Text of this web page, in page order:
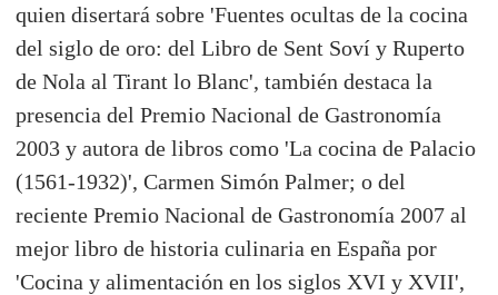
quien disertará sobre 'Fuentes ocultas de la cocina
del siglo de oro: del Libro de Sent Soví y Ruperto
de Nola al Tirant lo Blanc', también destaca la
presencia del Premio Nacional de Gastronomía
2003 y autora de libros como 'La cocina de Palacio
(1561-1932)', Carmen Simón Palmer; o del
reciente Premio Nacional de Gastronomía 2007 al
mejor libro de historia culinaria en España por
'Cocina y alimentación en los siglos XVI y XVII',